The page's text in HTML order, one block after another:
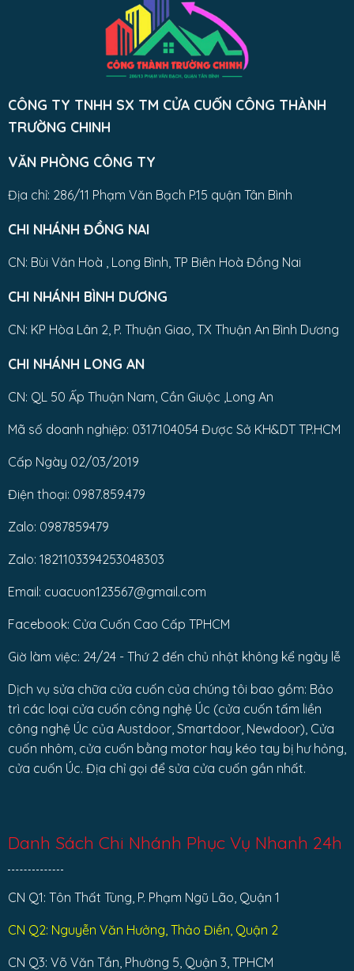
CÔNG TY TNHH SX TM CỬA CUỐN CÔNG THÀNH
TRƯỜNG CHINH
VĂN PHÒNG CÔNG TY
Địa chỉ: 286/11 Phạm Văn Bạch P.15 quận Tân Bình
CHI NHÁNH ĐỒNG NAI
CN: Bùi Văn Hoà , Long Bình, TP Biên Hoà Đồng Nai
CHI NHÁNH BÌNH DƯƠNG
CN: KP Hòa Lân 2, P. Thuận Giao, TX Thuận An Bình Dương
CHI NHÁNH LONG AN
CN: QL 50 Ấp Thuận Nam, Cần Giuộc ,Long An
Mã số doanh nghiệp: 0317104054 Được Sở KH&DT TP.HCM
Cấp Ngày 02/03/2019
Điện thoại: 0987.859.479
Zalo: 0987859479
Zalo: 1821103394253048303
Email: cuacuon123567@gmail.com
Facebook: Cửa Cuốn Cao Cấp TPHCM
Giờ làm việc: 24/24 - Thứ 2 đến chủ nhật không kể ngày lễ
Dịch vụ sửa chữa cửa cuốn của chúng tôi bao gồm: Bảo
trì các loại cửa cuốn công nghệ Úc (cửa cuốn tấm liền
công nghệ Úc của Austdoor, Smartdoor, Newdoor), Cửa
cuốn nhôm, cửa cuốn bằng motor hay kéo tay bị hư hỏng,
cửa cuốn Úc. Địa chỉ gọi để sửa cửa cuốn gần nhất.
Danh Sách Chi Nhánh Phục Vụ Nhanh 24h
CN Q1: Tôn Thất Tùng, P. Phạm Ngũ Lão, Quận 1
CN Q2: Nguyễn Văn Hưởng, Thảo Điền, Quận 2
CN Q3: Võ Văn Tần, Phường 5, Quận 3, TPHCM